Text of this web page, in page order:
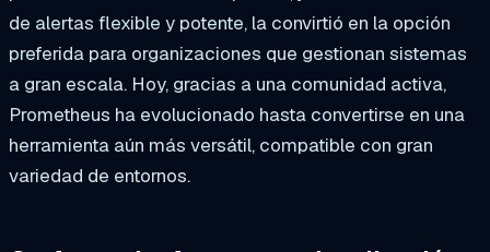
de alertas flexible y potente, la convirtió en la opción
preferida para organizaciones que gestionan sistemas
a gran escala. Hoy, gracias a una comunidad activa,
Prometheus ha evolucionado hasta convertirse en una
herramienta aún más versátil, compatible con gran
variedad de entornos.